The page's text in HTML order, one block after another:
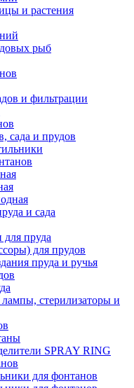
и растения
рыб
и фильтрации
сада и прудов
и сада
пруда
для прудов
пруда и ручья
стерилизаторы и
SPRAY RING
для фонтанов